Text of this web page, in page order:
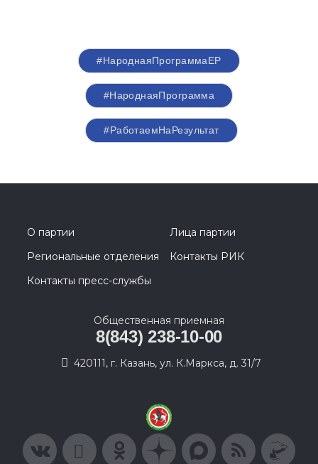
#НароднаяПрограммаЕР
#НароднаяПрограмма
#РаботаемНаРезультат
О партии
Лица партии
Региональные отделения
Контакты РИК
Контакты пресс-службы
Общественная приемная
8(843) 238-10-00
420111, г. Казань, ул. К.Маркса, д. 31/7